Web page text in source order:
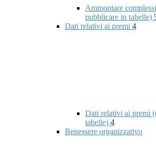
Ammontare
pubblicare in tabelle)
Dati relativi ai premi 4
Dati relativi ai premi
tabelle) 4
Benessere organizzativo